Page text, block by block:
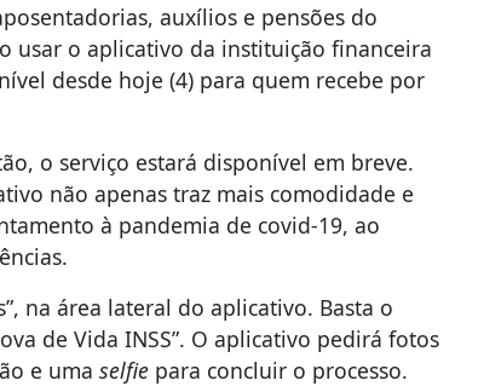
auxílios e pensões do
usar o aplicativo da instituição financeira
desde hoje (4) para quem recebe por
o serviço estará disponível em breve.
não apenas traz mais comodidade e
à pandemia de covid-19, ao
na área lateral do aplicativo. Basta o
de Vida INSS”. O aplicativo pedirá fotos
e uma selfie para concluir o processo.